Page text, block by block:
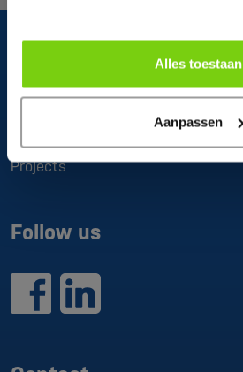
Alles toestaan
Aanpassen
About us
What do we do
Projects
Follow us